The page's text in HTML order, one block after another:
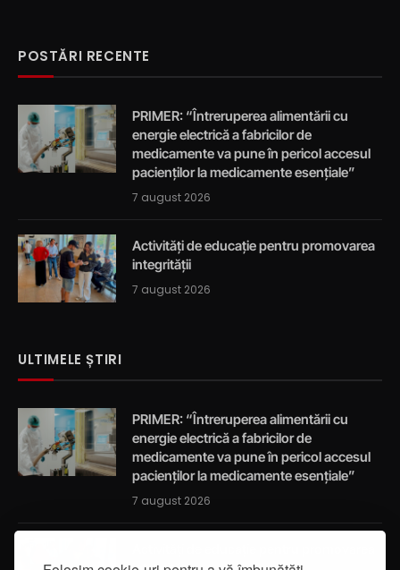
POSTĂRI RECENTE
PRIMER: “Întreruperea alimentării cu
energie electrică a fabricilor de
medicamente va pune în pericol accesul
pacienților la medicamente esențiale”
7 august 2026
Activități de educație pentru promovarea
integrității
7 august 2026
ULTIMELE ȘTIRI
PRIMER: “Întreruperea alimentării cu
energie electrică a fabricilor de
medicamente va pune în pericol accesul
pacienților la medicamente esențiale”
7 august 2026